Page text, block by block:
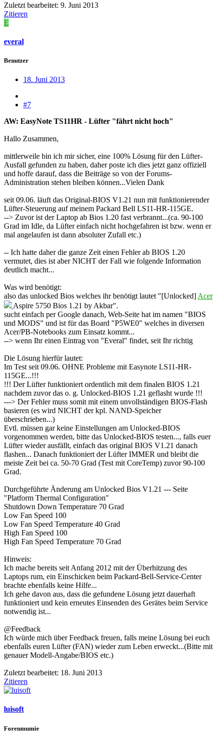
Zuletzt bearbeitet: 9. Juni 2013
Zitieren
E
everal
Benutzer
18. Juni 2013
#7
AW: EasyNote TS11HR - Lüfter "fährt nicht hoch"
Hallo Zusammen,
mittlerweile bin ich mir sicher, eine 100% Lösung für den Lüfter-
Ausfall gefunden zu haben, daher poste ich dies jetzt ganz offiziell
und hoffe darauf, dass die Beiträge so von der Forums-
Administration stehen bleiben können...Vielen Dank
seit 09.06. läuft das Original-BIOS V1.21 nun mit funktionierender
Lüfter-Steuerung auf meinem Packard Bell LS11-HR-115GE.
--> Zuvor ist der Laptop ab Bios 1.20 fast verbrannt...(ca. 90-100
Grad im Idle, da Lüfter einfach nicht hochgefahren ist bzw. wenn er
mal angelaufen ist dann absoluter Zufall etc.)
-- Ich hatte daher die ganze Zeit einen Fehler ab BIOS 1.20
vermutet, dies ist aber NICHT der Fall wie folgende Information
deutlich macht...
Was wird benötigt:
also das unlocked Bios welches ihr benötigt lautet "[Unlocked] Acer
Aspire 5750 Bios 1.21 by Akbar".
sucht einfach per Google danach, Web-Seite hat im namen "BIOS
und MODS" und ist für das Board "P5WE0" welches in diversen
Acer/PB-Notebooks zum Einsatz kommt...
--> wenn Ihr einen Eintrag von "Everal" findet, seit Ihr richtig
Die Lösung hierfür lautet:
Im Test seit 09.06. OHNE Probleme mit Easynote LS11-HR-
115GE...!!!
!!! Der Lüfter funktioniert ordentlich mit dem finalen BIOS 1.21
nachdem zuvor das o. g. Unlocked-BIOS 1.21 geflasht wurde !!!
---> Der Fehler muss somit mit einem unvollständigen BIOS-Flash
basieren (es wird NICHT der kpl. NAND-Speicher
überschrieben...)
Evtl. müssen gar keine Einstellungen am Unlocked-BIOS
vorgenommen werden, bitte das Unlocked-BIOS testen..., falls euer
Lüfter wieder ausfällt, einfach das original BIOS V1.21 danach
flashen... Danach funktioniert der Lüfter IMMER und bleibt die
meiste Zeit bei ca. 50-70 Grad (Test mit CoreTemp) zuvor 90-100
Grad.
Durchgeführte Änderung am Unlocked Bios V1.21 --- Seite
"Platform Thermal Configuration"
Shutdown Down Temperature 70 Grad
Low Fan Speed 100
Low Fan Speed Temperature 40 Grad
High Fan Speed 100
High Fan Speed Temperature 70 Grad
Hinweis:
Ich mache bereits seit Anfang 2012 mit der Überhitzung des
Laptops rum, ein Einschicken beim Packard-Bell-Service-Center
brachte ebenfalls keine Hilfe...
Ich gehe davon aus, dass die gefundene Lösung jetzt dauerhaft
funktioniert und kein erneutes Einsenden des Gerätes beim Service
notwendig ist...
@Feedback
Ich würde mich über Feedback freuen, falls meine Lösung bei euch
ebenfalls euren Lüfter (FAN) wieder zum Leben erweckt...(Bitte mit
genauer Modell-Angabe/BIOS etc.)
Zuletzt bearbeitet: 18. Juni 2013
Zitieren
luisoft
Forenmumie